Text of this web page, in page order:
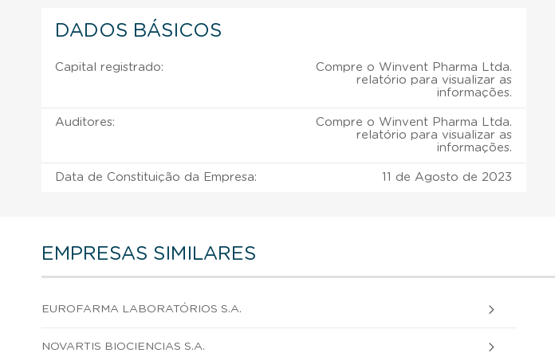
DADOS BÁSICOS
Capital registrado:
Compre o Winvent Pharma Ltda.
relatório para visualizar as
informações.
Auditores:
Compre o Winvent Pharma Ltda.
relatório para visualizar as
informações.
Data de Constituição da Empresa: 11 de Agosto de 2023
EMPRESAS SIMILARES
EUROFARMA LABORATÓRIOS S.A.
NOVARTIS BIOCIENCIAS S.A.